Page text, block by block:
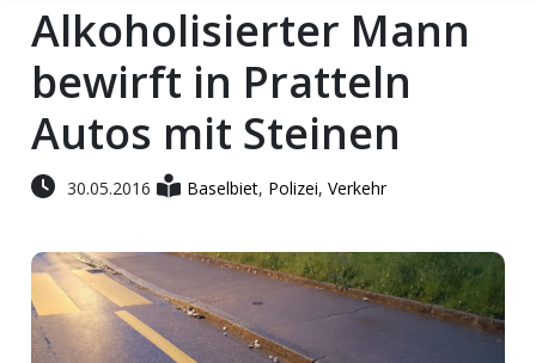
Immobilien
Veranstaltungen
Stellen
E-
Paper
Alkoholisierter Mann
bewirft in Pratteln
Autos mit Steinen
30.05.2016 Baselbiet, Polizei,Verkehr